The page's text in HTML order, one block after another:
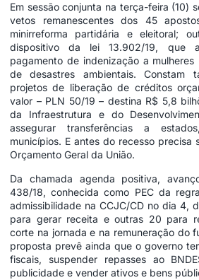
Em sessão conjunta na terça-feira (10)
vetos remanescentes dos 45
minirreforma partidária e eleitoral;
dispositivo da lei 13.902/19, que
pagamento de indenização a mulheres
de desastres ambientais. Constam
projetos de liberação de créditos
valor – PLN 50/19 – destina R$ 5,8
da Infraestrutura e do
assegurar transferências a
municípios. E antes do recesso
Orçamento Geral da União.
Da chamada agenda positiva,
438/18, conhecida como PEC da
admissibilidade na CCJC/CD no dia 4,
para gerar receita e outras 20 para
corte na jornada e na remuneração do
proposta prevê ainda que o governo
fiscais, suspender repasses ao
publicidade e vender ativos e bens